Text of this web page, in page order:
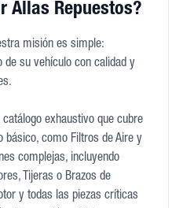
Allas Repuestos?
misión es simple:
de su vehículo con calidad y
exhaustivo que cubre
básico, como Filtros de Aire y
complejas, incluyendo
Tijeras o Brazos de
y todas las piezas críticas